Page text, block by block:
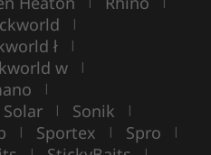
|
ł |
w |
|
Solar | Sonik |
| Sportex | Spro |